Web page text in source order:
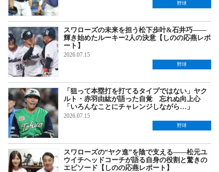
野球
スワローズの未来を担う松下歩叶&石井巧――
輝き始めたルーキー2人の決意【しのの応燕レポ
ート】
2026.07.15
野球
「狙って本塁打を打てるタイプではない」ヤク
ルト・赤羽由紘が語った自覚 忘れぬ向上心
「いろんなことにチャレンジしながら…」
2026.07.15
野球
スワローズの“ヤク進”を陰で支える――松元ユ
ウイチヘッドコーチが語る自身の役割と驚きの
エピソード【しのの応燕レポート】